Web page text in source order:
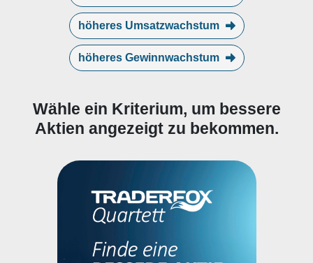
höheres Umsatzwachstum
höheres Gewinnwachstum
Wähle ein Kriterium, um bessere
Aktien angezeigt zu bekommen.